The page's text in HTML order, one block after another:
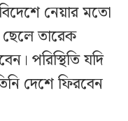
নেয়ার মতো
ছেলে তারেক
পরিস্থিতি যদি
দেশে ফিরবেন